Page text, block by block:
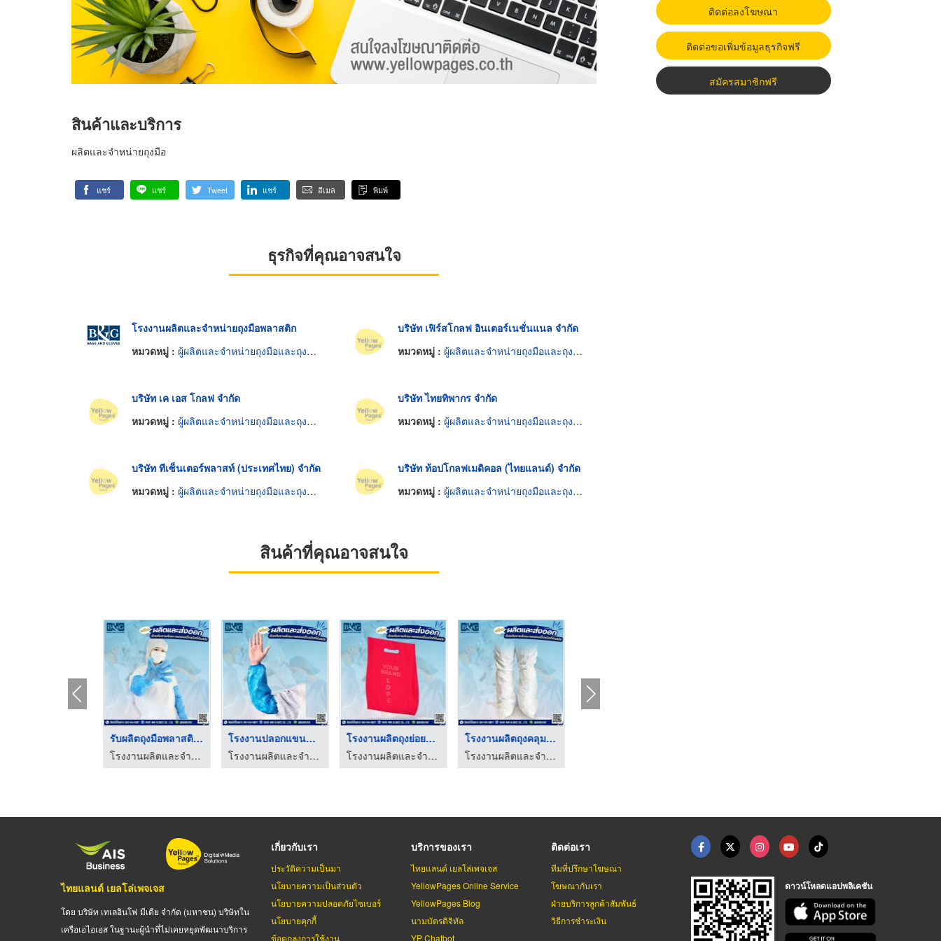
สินค้าและบริการ
ผลิตและจำหน่ายถุงมือ
แชร์ แชร์ Tweet แชร์ อีเมล พิมพ์
ธุรกิจที่คุณอาจสนใจ
โรงงานผลิตและจำหน่ายถุงมือพลาสติก
หมวดหมู่ : ผู้ผลิตและจำหน่ายถุงมือและถุงมือยาง
บริษัท เฟิร์สโกลฟ อินเตอร์เนชั่นแนล จำกัด
หมวดหมู่ : ผู้ผลิตและจำหน่ายถุงมือและถุงมือยาง
บริษัท เค เอส โกลฟ จำกัด
หมวดหมู่ : ผู้ผลิตและจำหน่ายถุงมือและถุงมือยาง
บริษัท ไทยทิพากร จำกัด
หมวดหมู่ : ผู้ผลิตและจำหน่ายถุงมือและถุงมือยาง
บริษัท ทีเซ็นเตอร์พลาสท์ (ประเทศไทย) จำกัด
หมวดหมู่ : ผู้ผลิตและจำหน่ายถุงมือและถุงมือยาง
บริษัท ท้อปโกลฟเมดิคอล (ไทยแลนด์) จำกัด
หมวดหมู่ : ผู้ผลิตและจำหน่ายถุงมือและถุงมือยาง
สินค้าที่คุณอาจสนใจ
รับผลิตถุงมือพลาสติก ...
โรงงานผลิตและจำหน่ายถุงมือพลาสติก
โรงงานปลอกแขนพลาสติก
โรงงานผลิตและจำหน่ายถุงมือพลาสติก
โรงงานผลิตถุงย่อยสลา ...
โรงงานผลิตและจำหน่ายถุงมือพลาสติก
โรงงานผลิตถุงคลุมขาพ ...
โรงงานผลิตและจำหน่ายถุงมือพลาสติก
ติดต่อลงโฆษณา
ติดต่อขอเพิ่มข้อมูลธุรกิจฟรี
สมัครสมาชิกฟรี
ไทยแลนด์ เยลโล่เพจเจส
โดย บริษัท เทเลอินโฟ มีเดีย จำกัด (มหาชน) บริษัทใน
เครือเอไอเอส ในฐานะผู้นำที่ไม่เคยหยุดพัฒนาบริการ
เกี่ยวกับเรา
ประวัติความเป็นมา
นโยบายความเป็นส่วนตัว
นโยบายความปลอดภัยไซเบอร์
นโยบายคุกกี้
ข้อตกลงการใช้งาน
บริการของเรา
ไทยแลนด์ เยลโล่เพจเจส
YellowPages Online Service
YellowPages Blog
นามบัตรดิจิทัล
YP Chatbot
ติดต่อเรา
ทีมที่ปรึกษาโฆษณา
โฆษณากับเรา
ฝ่ายบริการลูกค้าสัมพันธ์
วิธีการชำระเงิน
ดาวน์โหลดแอปพลิเคชัน